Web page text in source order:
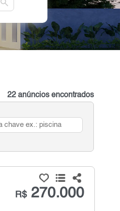
22 anúncios encontrados
R$270.000